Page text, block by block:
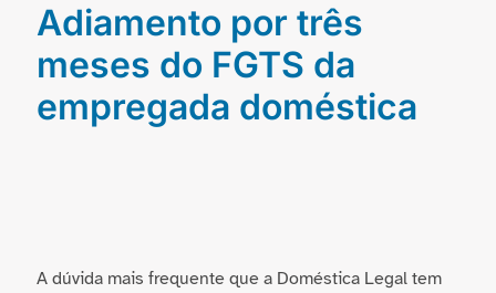
Adiamento por três
meses do FGTS da
empregada doméstica
A dúvida mais frequente que a Doméstica Legal tem